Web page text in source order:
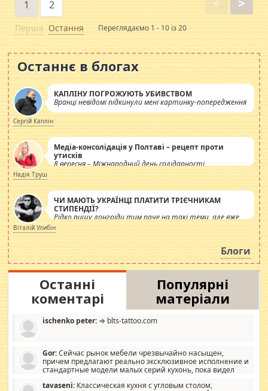
Перша
1 2
Остання Переглядаємо 1 - 10 із 20
Останнє в блогах
КАПЛІНУ ПОГРОЖУЮТЬ УБИВСТВОМ
Вранці невідомі підкинули мені картинку-попередження
Сергій Каплін
Медіа-консолідація у Полтаві – рецепт проти
утисків
8 вересня – Міжнародний день солідарності
журналістів.
Надія Труш
ЧИ МАЮТЬ УКРАЇНЦІ ПЛАТИТИ ТРІЄЧНИКАМ
СТИПЕНДІЇ?
Рідко пишу лонгріди тим паче на такі теми, але вже
просто дістало! Обурюють сьогоднішні інсенуації
навколо стипендіального питання. Штучно
роздувається ще одна соціальна катастрофа.
Віталій Улибін
Блоги
Останні
коментарі
Популярні
матеріали
ischenko peter: ⇒ blts-tattoo.com
Gor:Сейчас рынок мебели чрезвычайно насыщен,
причем предлагают реально эксклюзивное исполнение и
стандартные модели малых серий кухонь, пока видел
стандартные формы, в MebelOk, креативненько и что главное -
tavaseni: Классическая кухня с угловым столом,